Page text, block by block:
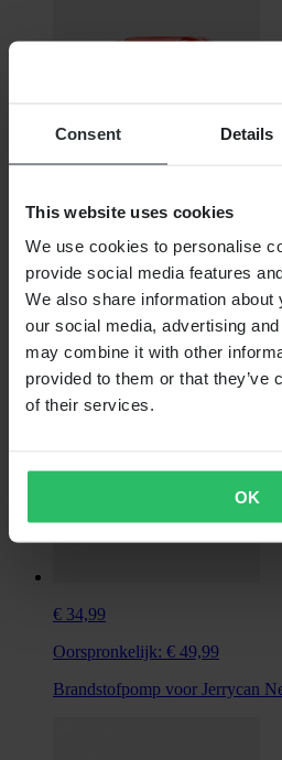
Consent Details
This website uses cookies
We use cookies to personalise
provide social media features
We also share information
our social media, advertising
may combine it with other
provided to them or that they’ve
of their services.
OK
Oorspronkelijk: € 44,99
Jerrycan Metaal Never Stop
€ 34,99
Oorspronkelijk: € 49,99
Brandstofpomp voor Jerrycan